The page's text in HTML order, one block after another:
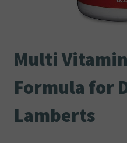
Multi
Formula for
Lamberts